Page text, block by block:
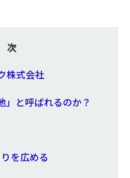
次
株式会社
」と呼ばれるのか？
を広める